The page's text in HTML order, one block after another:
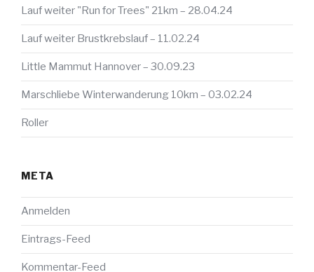
Lauf weiter "Run for Trees" 21km – 28.04.24
Lauf weiter Brustkrebslauf – 11.02.24
Little Mammut Hannover – 30.09.23
Marschliebe Winterwanderung 10km – 03.02.24
Roller
META
Anmelden
Eintrags-Feed
Kommentar-Feed